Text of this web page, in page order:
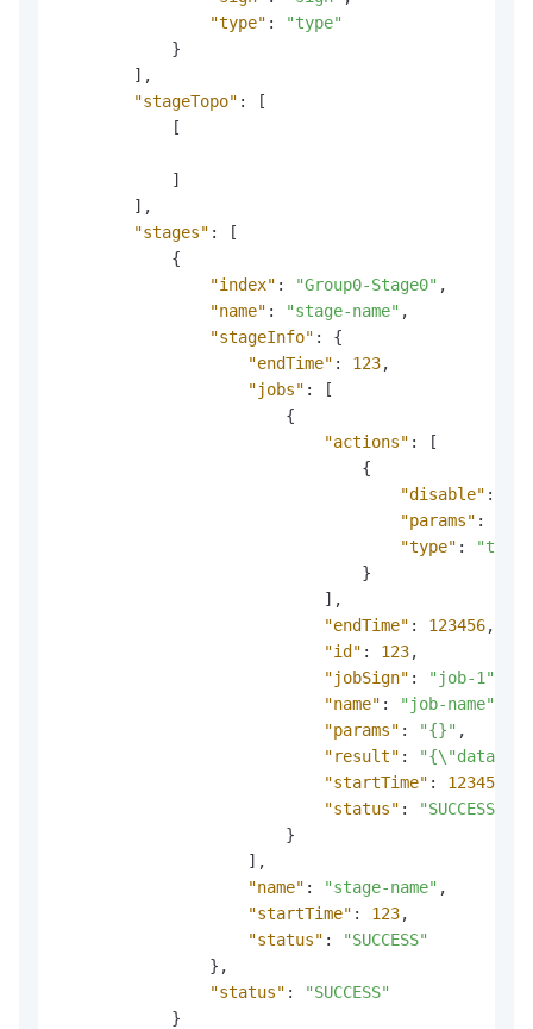
"type" :
"type"
}
] ,
"stageTopo" :
[
[
]
] ,
"stages" :
[
{
"index" : "Group0-Stage0" ,
"name" : "stage-name" ,
"stageInfo" :
{
"endTime" : 123,
"jobs" :
[
{
"actions" :
[
{
"disable" :
"params" :
"type" :
"type"
}
] ,
"endTime" : 123456,
"id" : 123,
"jobSign" : "job-1"
"name" : "job-name"
"params" : "{}" ,
"result" :
"startTime" : 123456
"status" :
"SUCCESS"
}
] ,
"name" : "stage-name" ,
"startTime" : 123,
"status" :
"SUCCESS"
} ,
"status" :
"SUCCESS"
}